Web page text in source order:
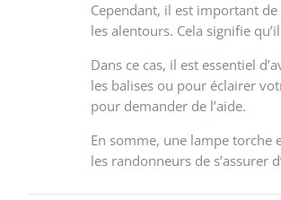
Cependant, il est important
les alentours. Cela signifie
Dans ce cas, il est essentiel
les balises ou pour éclairer
pour demander de l’aide.
En somme, une lampe torche
les randonneurs de s’assurer